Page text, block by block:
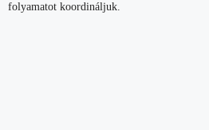
folyamatot koordináljuk.